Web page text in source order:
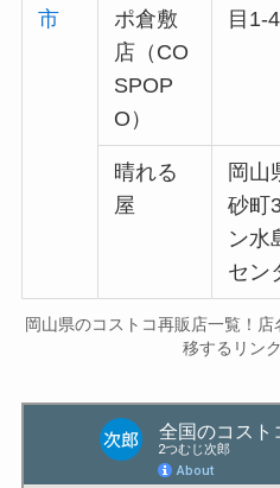
市
ポ倉敷
店（CO
SPOP
O）
目1-
晴れる
屋
岡山
砂町
ン水
セン
岡山県のコストコ再販店一覧！
移するリン